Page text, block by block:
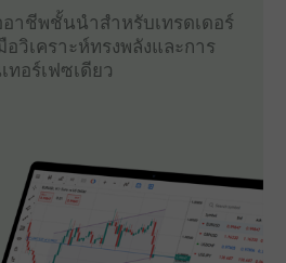
าชีพชั้นนำสำหรับเทรดเดอร์
อวิเคราะห์ทรงพลังและการ
ทอร์เฟซเดียว